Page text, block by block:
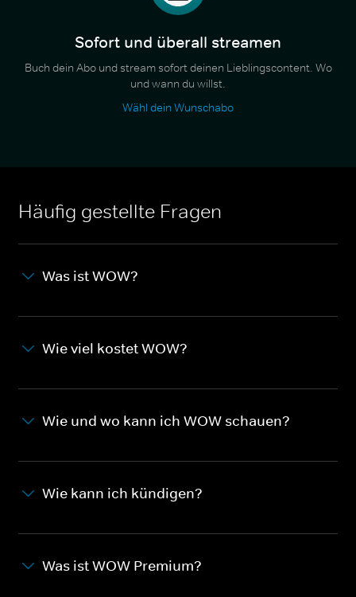
Sofort und überall streamen
Buch dein Abo und stream sofort deinen Lieblingscontent. Wo
und wann du willst.
Wähl dein Wunschabo
Häufig gestellte Fragen
Was ist WOW?
Wie viel kostet WOW?
Wie und wo kann ich WOW schauen?
Wie kann ich kündigen?
Was ist WOW Premium?